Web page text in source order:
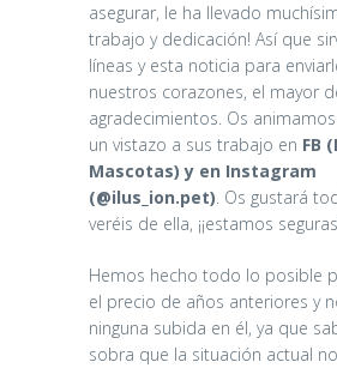
asegurar, le ha llevado
trabajo y dedicación! Así que
líneas y esta noticia para
nuestros corazones, el mayor
agradecimientos. Os
un vistazo a sus trabajo en FB
Mascotas) y en Instagram
(@ilus_ion.pet). Os gustará
veréis de ella, ¡¡estamos
Hemos hecho todo lo posible
el precio de años anteriores y
ninguna subida en él, ya que
sobra que la situación actual